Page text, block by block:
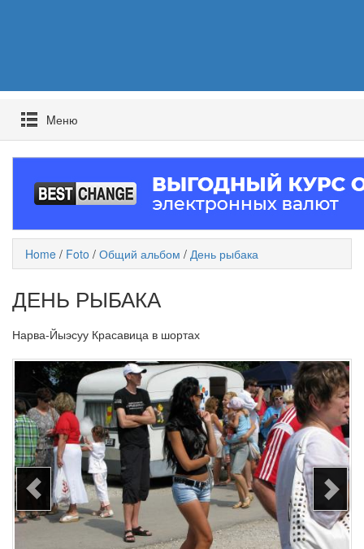
Mеню
Home / Foto / Общий альбом / День рыбака
ДЕНЬ РЫБАКА
Нарва-Йыэсуу Красавица в шортах